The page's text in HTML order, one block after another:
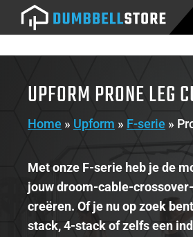
UPFORM PRONE LEG
Home » Upform » F-serie »
Met onze F-serie heb je de
jouw droom-cable-
creëren. Of je nu op zoek
stack, 4-stack of zelfs een